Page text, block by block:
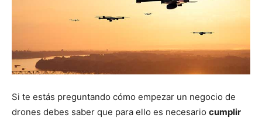
Si te estás preguntando cómo empezar un negocio de
drones debes saber que para ello es necesario cumplir